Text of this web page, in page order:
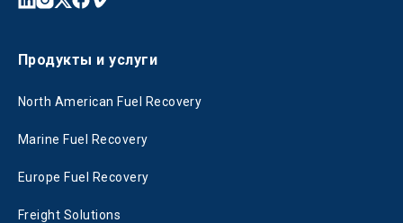
Продукты и услуги
North American Fuel Recovery
Marine Fuel Recovery
Europe Fuel Recovery
Freight Solutions